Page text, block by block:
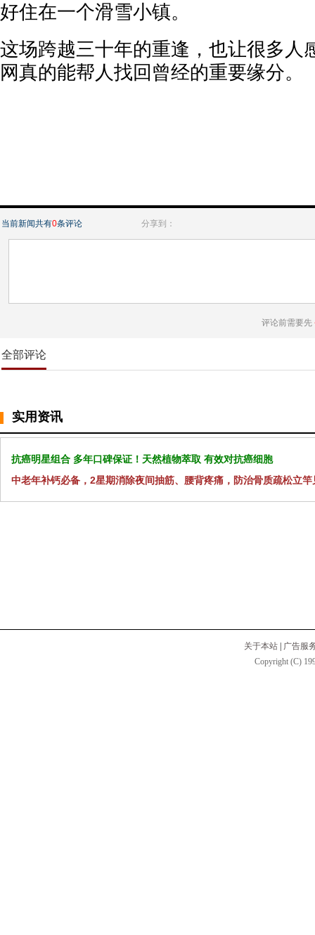
好住在一个滑雪小镇。
这场跨越三十年的重逢，也让很多人
网真的能帮人找回曾经的重要缘分。
当前新闻共有0条评论 分享到：
评论前需要先
全部评论
实用资讯
抗癌明星组合 多年口碑保证！天然植物萃取 有效对抗癌细胞
中老年补钙必备，2星期消除夜间抽筋、腰背疼痛，防治骨质疏松立竿
关于本站
广告服
Copyright (C)